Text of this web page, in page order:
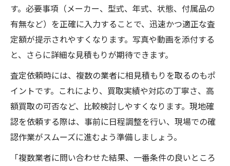
す。必要事項（メーカー、型式、年式、状態、付属品の
有無など）を正確に入力することで、迅速かつ適正な査
定額が提示されやすくなります。写真や動画を添付する
と、さらに詳細な見積もりが期待できます。
査定依頼時には、複数の業者に相見積もりを取るのもポ
イントです。これにより、買取実績や対応の丁寧さ、高
額買取の可否など、比較検討しやすくなります。現地確
認を依頼する際は、事前に日程調整を行い、現場での確
認作業がスムーズに進むよう準備しましょう。
「複数業者に問い合わせた結果、一番条件の良いところ